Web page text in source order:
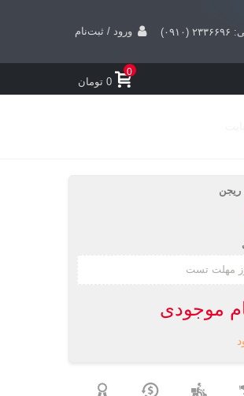
ورود / ثبت‌نام
0
0 تومان
ریجن
موجودی